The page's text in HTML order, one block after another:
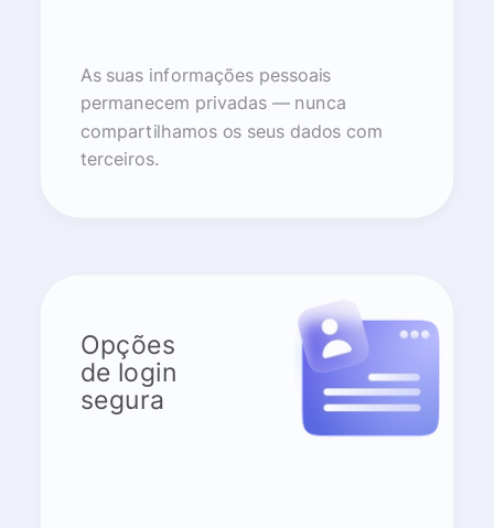
As suas informações pessoais
permanecem privadas — nunca
compartilhamos os seus dados com
terceiros.
Opções
de login
segura